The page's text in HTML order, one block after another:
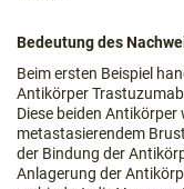
Bedeutung des
Beim ersten Beispiel
Antikörper
Diese beiden
metastasierendem
der Bindung der
Anlagerung der